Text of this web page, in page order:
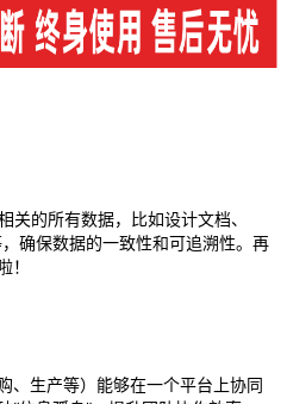
关的所有数据，比如设计文档、
确保数据的一致性和可追溯性。再
！
、生产等）能够在一个平台上协同